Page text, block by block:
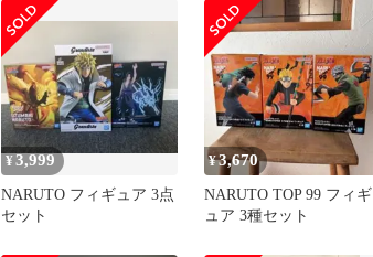
¥3,999
NARUTO フィギュア 3点
セット
¥3,670
NARUTO TOP 99 フィギ
ュア 3種セット